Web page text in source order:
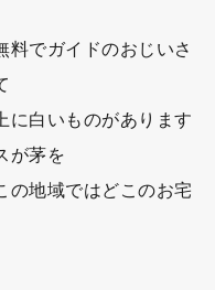
料でガイドのおじいさ
に白いものがあります
が茅を
の地域ではどこのお宅